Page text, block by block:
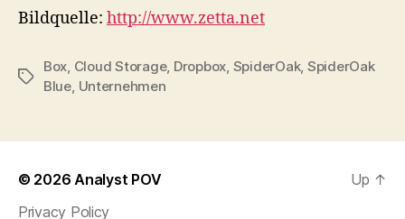
Bildquelle: http://www.zetta.net
Tags
Box, Cloud Storage, Dropbox, SpiderOak, SpiderOak
Blue, Unternehmen
© 2026Analyst POV
Privacy Policy
Up ↑